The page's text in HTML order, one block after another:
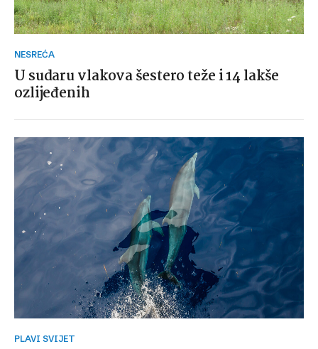
NESREĆA
U sudaru vlakova šestero teže i 14 lakše
ozlijeđenih
PLAVI SVIJET